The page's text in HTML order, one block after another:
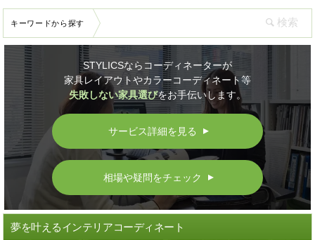
キーワードから探す
STYLICSならコーディネーターが
家具レイアウトやカラーコーディネート等
失敗しない家具選びをお手伝いします。
サービス詳細を見る ▲
相場や疑問をチェック ▲
夢を叶えるインテリアコーディネート